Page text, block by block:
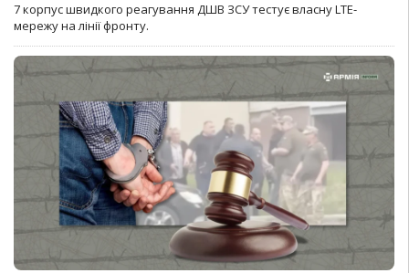
7 корпус швидкого реагування ДШВ ЗСУ тестує власну LTE-
мережу на лінії фронту.